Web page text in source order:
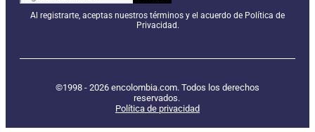
Al registrarte, aceptas nuestros términos y el acuerdo de Política de
Privacidad.
©1998 - 2026 encolombia.com. Todos los derechos
reservados.
Política de privacidad